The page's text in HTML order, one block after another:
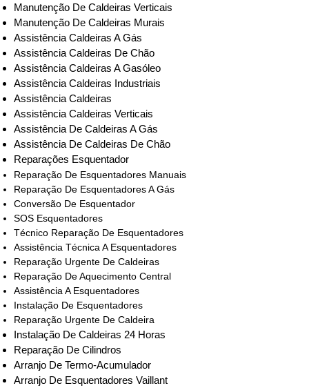
Manutenção De Caldeiras Verticais
Manutenção De Caldeiras Murais
Assistência Caldeiras A Gás
Assistência Caldeiras De Chão
Assistência Caldeiras A Gasóleo
Assistência Caldeiras Industriais
Assistência Caldeiras
Assistência Caldeiras Verticais
Assistência De Caldeiras A Gás
Assistência De Caldeiras De Chão
Reparações Esquentador
Reparação De Esquentadores Manuais
Reparação De Esquentadores A Gás
Conversão De Esquentador
SOS Esquentadores
Técnico Reparação De Esquentadores
Assistência Técnica A Esquentadores
Reparação Urgente De Caldeiras
Reparação De Aquecimento Central
Assistência A Esquentadores
Instalação De Esquentadores
Reparação Urgente De Caldeira
Instalação De Caldeiras 24 Horas
Reparação De Cilindros
Arranjo De Termo-Acumulador
Arranjo De Esquentadores Vaillant